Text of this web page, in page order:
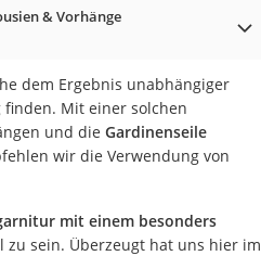
Kamera
& Vorhänge
dem Ergebnis unabhängiger
Mit einer solchen
und die Gardinenseile
wir die Verwendung von
mit einem besonders
sein. Überzeugt hat uns hier im